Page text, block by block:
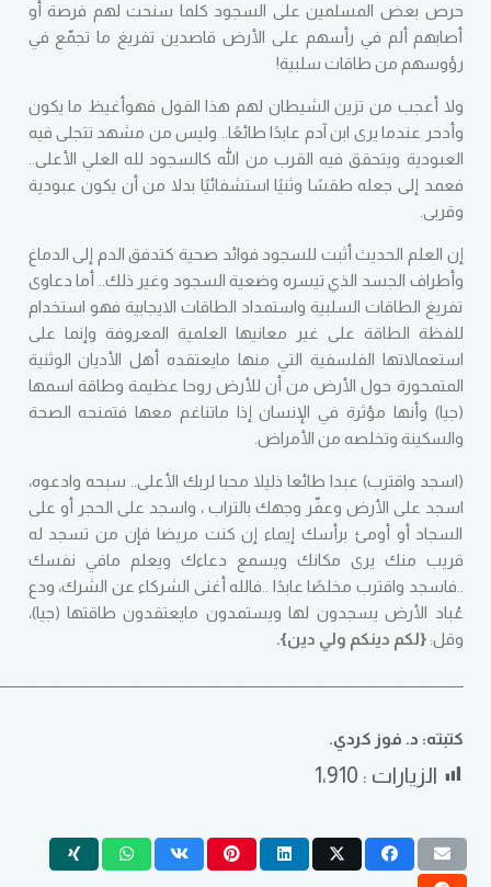
حرص بعض المسلمين على السجود كلما سنحت لهم فرصة أو
أصابهم ألم في رأسهم على الأرض قاصدين تفريغ ما تجمّع في
رؤوسهم من طاقات سلبية!
ولا أعجب من تزين الشيطان لهم هذا القول فهوأغيظ ما يكون
وأدحر عندما يرى ابن آدم عابدًا طائعًا
وليس من مشهد تتجلى فيه
العبودية ويتحقق فيه القرب من الله كالسجود لله العلي الأعلى
فعمد إلى جعله طقسًا وثنيًا استشفائيًا بدلا من أن يكون عبودية
وقربى
إن العلم الحديث أثبت للسجود فوائد صحية كتدفق الدم إلى الدماغ
وأطراف الجسد الذي تيسره وضعية السجود وغير ذلك .. أما دعاوى
تفريغ الطاقات السلبية واستمداد الطاقات الايجابية فهو استخدام
للفظة الطاقة على غير معانيها العلمية المعروفة وإنما على
استعمالاتها الفلسفية التي منها مايعتقده أهل الأديان الوثنية
المتمحورة حول الأرض من أن للأرض روحا عظيمة وطاقة اسمها
(جيا) وأنها مؤثرة في الإنسان إذا ماتناغم معها فتمنحه الصحة
والسكينة وتخلصه من الأمراض
(اسجد واقترب) عبدا طائعا ذليلا محبا لربك الأعلى
سبحه وادعوه،
اسجد على الأرض وعفّر وجهك بالتراب ، واسجد على الحجر أو على
السجاد أو أومئ برأسك إيماء إن كنت مريضا فإن من تسجد له
قريب منك يرى مكانك ويسمع دعاءك ويعلم مافي نفسك
فاسجد واقترب مخلصًا عابدًا
فالله أغنى الشركاء عن الشرك، ودع
عُباد الأرض يسجدون لها ويستمدون مايعتقدون طاقتها (جيا)،
وقل:
{لكم دينكم ولي دين}.
كتبته: د. فوز كردي.
الزيارات : 1٬910